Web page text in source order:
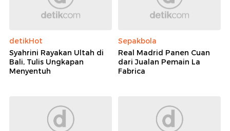
detikHot
Syahrini Rayakan Ultah di
Bali, Tulis Ungkapan
Menyentuh
Sepakbola
Real Madrid Panen Cuan
dari Jualan Pemain La
Fabrica